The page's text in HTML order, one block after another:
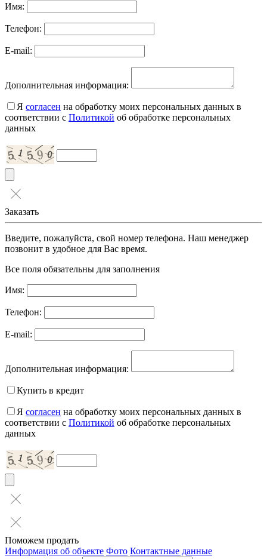
Имя:
Телефон:
E-mail:
Дополнительная информация:
Я согласен на обработку моих персональных данных в
соответствии с Политикой об обработке персональных
данных
Заказать
Введите, пожалуйста, свой номер телефона. Наш менеджер
позвонит в удобное для Вас время.
Все поля обязательны для заполнения
Имя:
Телефон:
E-mail:
Дополнительная информация:
Купить в кредит
Я согласен на обработку моих персональных данных в
соответствии с Политикой об обработке персональных
данных
Поможем продать
Информация об объекте Фото Контактные данные